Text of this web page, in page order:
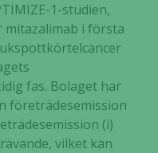
1-studien,
i första
fas. Bolaget har
företrädesemission
(i)
vilket kan